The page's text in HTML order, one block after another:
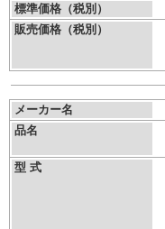
標準価格（税別）
販売価格（税別）
メーカー名
品名
型 式